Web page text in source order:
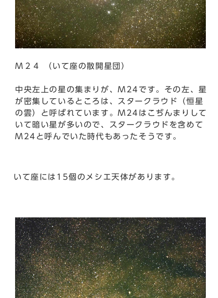
Ｍ２４ （いて座の散開星団）
中央左上の星の集まりが、M24です。その左、星
が密集しているところは、スタークラウド（恒星
の雲）と呼ばれています。M24はこぢんまりして
いて暗い星が多いので、スタークラウドを含めて
M24と呼んでいた時代もあったそうです。
いて座には15個のメシエ天体があります。